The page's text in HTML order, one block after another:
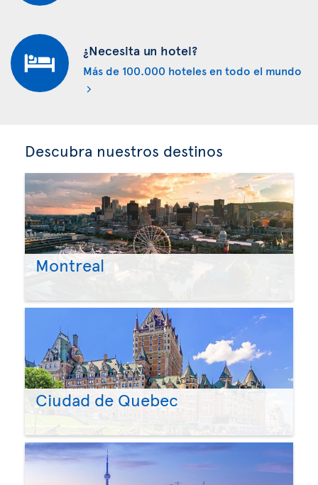
¿Necesita un hotel?
Más de 100.000 hoteles en todo el mundo
Descubra nuestros destinos
Montreal
Ciudad de Quebec